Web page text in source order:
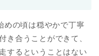
めの頃は穏やかで丁寧
き合うことができて、
するということはない